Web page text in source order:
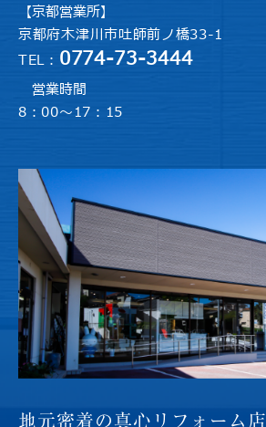
【京都営業所】
京都府木津川市吐師前ノ橋33-1
TEL： 0774-73-3444
営業時間
8：00～17：15
地元密着の 真心リフォーム店